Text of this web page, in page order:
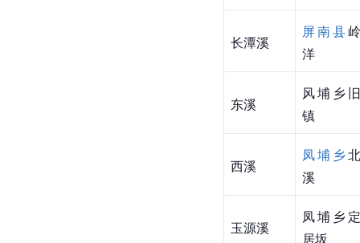
长潭溪
屏南县岭
洋
东溪
风埔乡旧
镇
西溪
凤埔乡北
溪
玉源溪
凤埔乡定
居坂